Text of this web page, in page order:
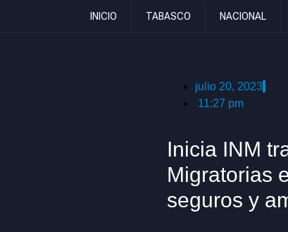
INICIO TABASCO NACIONAL
julio 20, 2023
11:27 pm
Inicia INM
Migratorias
seguros y